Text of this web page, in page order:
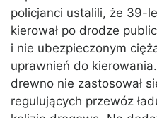
policjanci ustalili, że 39-
kierował po drodze
i nie ubezpieczonym
uprawnień do
drewno nie zastosował
regulujących przewóz